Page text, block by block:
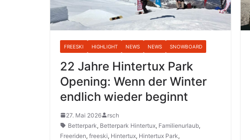
FREESKI HIGHLIGHT NEWS NEWS SNOWBOARD
22 Jahre Hintertux Park
Opening: Wenn der Winter
endlich wieder beginnt
27. Mai 2026
rsch
Betterpark, Betterpark Hintertux, Familienurlaub,
Freeriden, freeski, Hintertux, Hintertux Park,